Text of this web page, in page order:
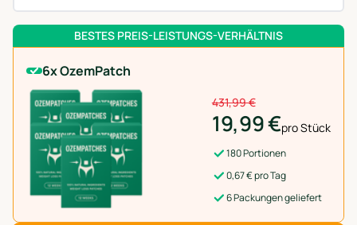
BESTES PREIS-LEISTUNGS-VERHÄLTNIS
6x OzemPatch
431,99 €
19,99 €pro Stück
180 Portionen
0,67 € pro Tag
6 Packungen geliefert